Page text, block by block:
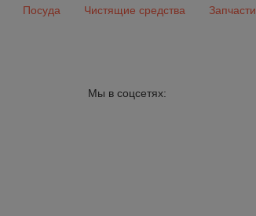
Посуда Чистящие средства Запчасти
Мы в соцсетях: